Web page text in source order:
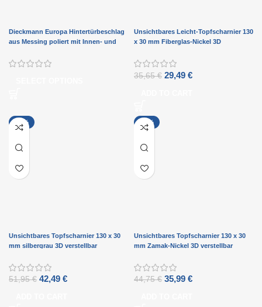
Dieckmann Europa Hintertürbeschlag
aus Messing poliert mit Innen- und
D8648M
Unsichtbares Leicht-Topfscharnier 130
x 30 mm Fiberglas-Nickel 3D
35,65€ 29,49 €
-18%
Unsichtbares Topfscharnier 130 x 30
mm silbergrau 3D verstellbar
51,95€ 42,49 €
-20%
Unsichtbares Topfscharnier 130 x 30
mm Zamak-Nickel 3D verstellbar
44,75€ 35,99 €